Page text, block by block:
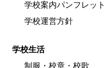
学校案内パンフレット
学校運営方針
学校生活
制服・校章・校歌